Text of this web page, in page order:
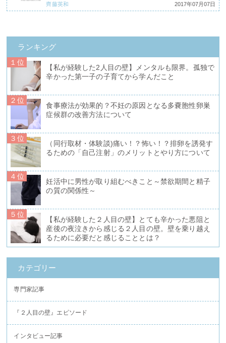
齊藤英和 2017年07月07日
ランキング
１位
【私が経験した2人目の壁】メンタルも限界。孤独で
辛かった第一子の子育てから学んだこと
２位
食事療法が効果的？不妊の原因となる多嚢胞性卵巣
症候群の改善方法について
３位
（同行取材・体験談)痛い！？怖い！？排卵を誘発す
るための「自己注射」のメリットとやり方について
４位
妊活中に男性が取り組むべきこと～禁欲期間と精子
の質の関係性～
５位
【私が経験した２人目の壁】とても辛かった悪阻と
産後の夜泣きから感じる２人目の壁。壁を乗り越え
るために必要だと感じることとは？
カテゴリー
専門家記事
『２人目の壁』エピソード
インタビュー記事